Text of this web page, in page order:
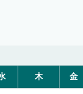
木 金